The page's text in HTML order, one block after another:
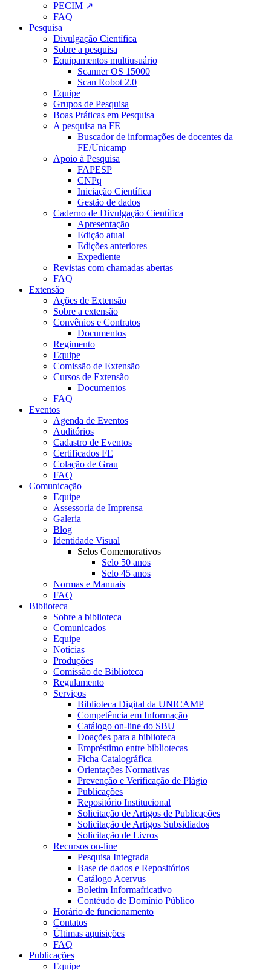
PECIM ↗
FAQ
Pesquisa
Divulgação Científica
Sobre a pesquisa
Equipamentos multiusuário
Scanner OS 15000
Scan Robot 2.0
Equipe
Grupos de Pesquisa
Boas Práticas em Pesquisa
A pesquisa na FE
Buscador de informações de docentes da
FE/Unicamp
Apoio à Pesquisa
FAPESP
CNPq
Iniciação Científica
Gestão de dados
Caderno de Divulgação Científica
Apresentação
Edição atual
Edições anteriores
Expediente
Revistas com chamadas abertas
FAQ
Extensão
Ações de Extensão
Sobre a extensão
Convênios e Contratos
Documentos
Regimento
Equipe
Comissão de Extensão
Cursos de Extensão
Documentos
FAQ
Eventos
Agenda de Eventos
Auditórios
Cadastro de Eventos
Certificados FE
Colação de Grau
FAQ
Comunicação
Equipe
Assessoria de Imprensa
Galeria
Blog
Identidade Visual
Selos Comemorativos
Selo 50 anos
Selo 45 anos
Normas e Manuais
FAQ
Biblioteca
Sobre a biblioteca
Comunicados
Equipe
Notícias
Produções
Comissão de Biblioteca
Regulamento
Serviços
Biblioteca Digital da UNICAMP
Competência em Informação
Catálogo on-line do SBU
Doações para a biblioteca
Empréstimo entre bibliotecas
Ficha Catalográfica
Orientações Normativas
Prevenção e Verificação de Plágio
Publicações
Repositório Institucional
Solicitação de Artigos de Publicações
Solicitação de Artigos Subsidiados
Solicitação de Livros
Recursos on-line
Pesquisa Integrada
Base de dados e Repositórios
Catálogo Acervus
Boletim Informafricativo
Contéudo de Domínio Público
Horário de funcionamento
Contatos
Últimas aquisições
FAQ
Publicações
Equipe